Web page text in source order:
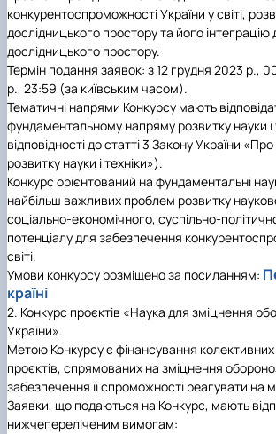
(MOOCs)
SEB-2025
University Research
LearningFaculty of Design and
Faculty of Economics
Faculty of Food
Management
Faculty of Humanities
Faculty of Information
Faculty of Land
Faculty of Law
Faculty of Veterinary
Mechanical and
Faculty of Plant
Ecology
Farm named after O.V.
Educational and
Science
Research Institute of
Horticulture
Research Institute of
Animal Products
Research and Design
Standardisation and
Organic Products
Ukrainian Laboratory of
Agricultural Products
Ukrainian Research
Radiology
Architecture and Design
Berezhany
Berezhany Professional
Bobrovytsia
Mainova
Boyarka College of
Resources
Crimean Agro-Industrial
Crimean Technical
and Agricultural
Irpin Professional College
Mukachevo
Nemishaieve
Nizhyn Professional
Rivne Professional
Ye. Khraplivyi
International Students Office
конкурентоспроможності України у світі,
дослідницького простору та його інтеграцію
дослідницького простору.
Термін подання заявок: з12 грудня 2023 р.,
р., 23:59 (за київським часом).
Тематичні напрями Конкурсу мають
фундаментальному напряму розвитку науки і
відповідності до статті 3 Закону України
розвитку науки і техніки»).
Конкурс орієнтований на фундаментальні
найбільш важливих проблем розвитку
соціально-економічного, суспільно-
потенціалу для забезпечення
світі.
Умови конкурсу розміщено за посиланням:
країні
2. Конкурс проєктів «Наука для зміцнення
України».
Метою Конкурсу є фінансування
проєктів, спрямованих на зміцнення
забезпечення її спроможності реагувати на
Заявки, що подаються на Конкурс, мають
нижчепереліченим вимогам: